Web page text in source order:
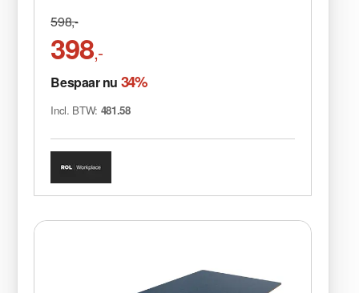
598,-
398,-
Bespaar nu 34%
Incl. BTW: 481.58